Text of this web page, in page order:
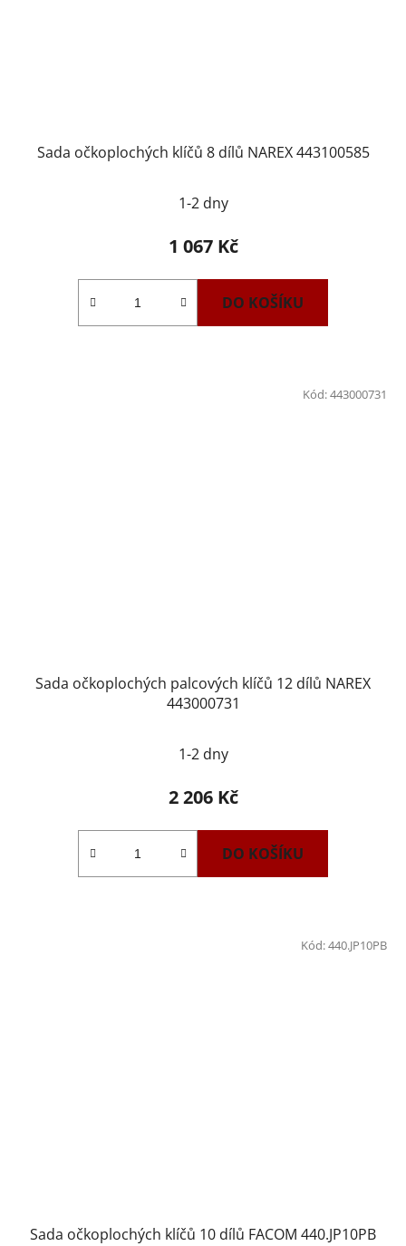
Sada očkoplochých klíčů 8 dílů NAREX 443100585
1-2 dny
1 067 Kč
DO KOŠÍKU
Sada očkoplochých palcových klíčů 12 dílů NAREX
443000731
1-2 dny
2 206 Kč
DO KOŠÍKU
Kód:443000731
Sada očkoplochých klíčů 10 dílů FACOM 440.JP10PB
Kód:440.JP10PB